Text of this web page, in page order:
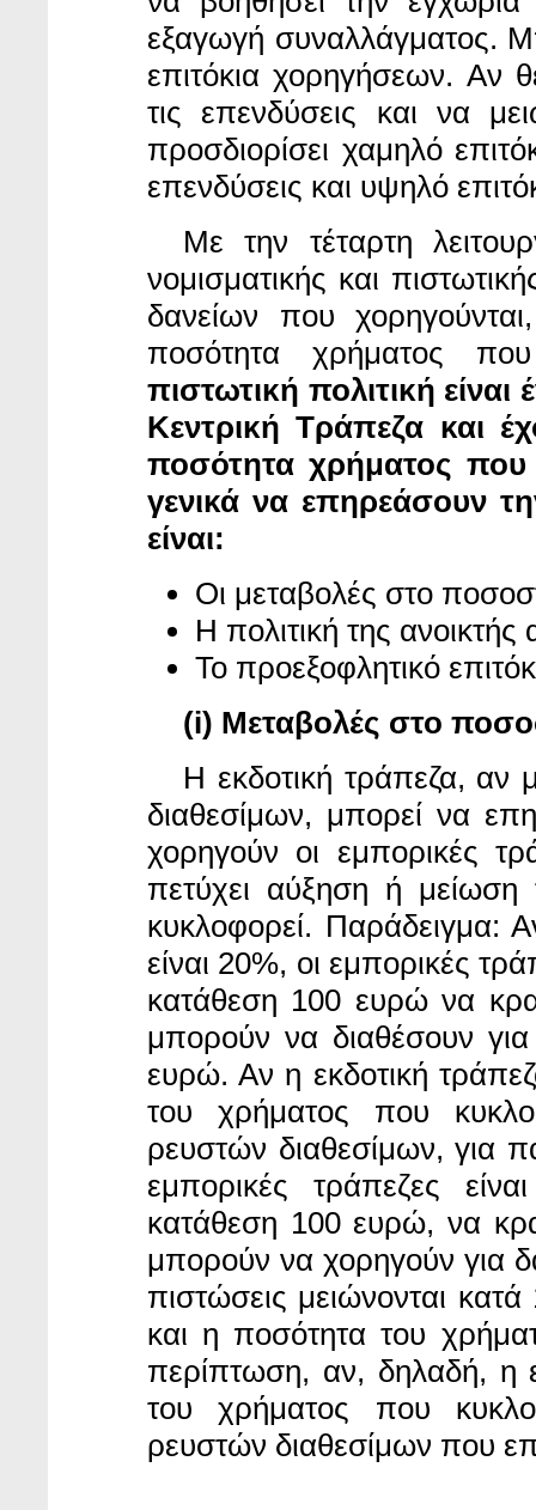
εξαγωγή συναλλάγματος.
επιτόκια χορηγήσεων. Αν
τις επενδύσεις και να
προσδιορίσει χαμηλό
επενδύσεις και υψηλό
Με την τέταρτη
νομισματικής και
δανείων που
ποσότητα χρήματος
πιστωτική πολιτική
Κεντρική Τράπεζα και
ποσότητα χρήματος που
γενικά να επηρεάσουν
είναι:
Οι μεταβολές στο
Η πολιτική της
Το προεξοφλητικό
(i) Μεταβολές στο
Η εκδοτική τράπεζα, αν
διαθεσίμων, μπορεί να
χορηγούν οι εμπορικές
πετύχει αύξηση ή
κυκλοφορεί. Παράδειγμα:
είναι 20%, οι εμπορικές
κατάθεση 100 ευρώ να
μπορούν να διαθέσουν
ευρώ. Αν η εκδοτική
του χρήματος που
ρευστών διαθεσίμων, για
εμπορικές τράπεζες
κατάθεση 100 ευρώ, να
μπορούν να χορηγούν για
πιστώσεις μειώνονται
και η ποσότητα του
περίπτωση, αν, δηλαδή, η
του χρήματος που
ρευστών διαθεσίμων που